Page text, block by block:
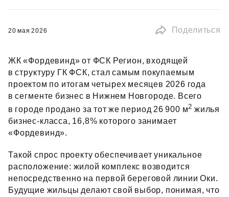
20 мая 2026 Поделиться
ЖК «Фордевинд» от ФСК Регион, входящей
в структуру ГК ФСК, стал самым покупаемым
проектом по итогам четырех месяцев 2026 года
в сегменте бизнес в Нижнем Новгороде. Всего
в городе продано за тот же период 26 900 м2 жилья
бизнес‑класса, 16,8% которого занимает
«Фордевинд».
Такой спрос проекту обеспечивает уникальное
расположение: жилой комплекс возводится
непосредственно на первой береговой линии Оки.
Будущие жильцы делают свой выбор, понимая, что